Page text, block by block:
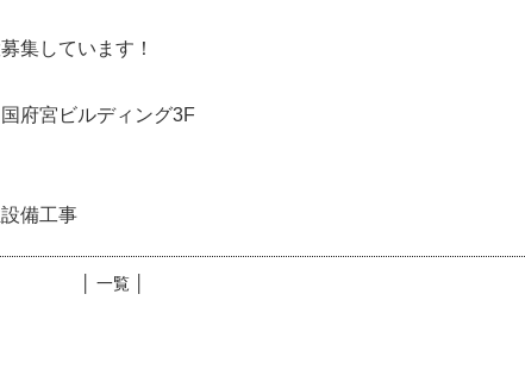
集しています！
府宮ビルディング3F
備工事
│ 一覧 │